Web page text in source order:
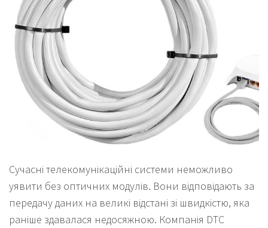
Сучасні телекомунікаційні системи неможливо
уявити без оптичних модулів. Вони відповідають за
передачу даних на великі відстані зі швидкістю, яка
раніше здавалася недосяжною. Компанія DTC